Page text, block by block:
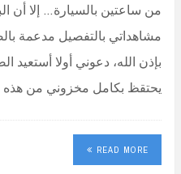
من ساعتين بالسيارة… إلا أن
مشاهداتي بالتفصيل مدعمة
بإذن الله، دعوني أولا
يحتقظ بكامل مخزوني من هذه
READ MORE